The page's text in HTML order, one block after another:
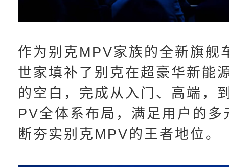
作为别克MPV家族的全新旗舰
世家填补了别克在超豪华新能
的空白，完成从入门、高端，
PV全体系布局，满足用户的多
断夯实别克MPV的王者地位。